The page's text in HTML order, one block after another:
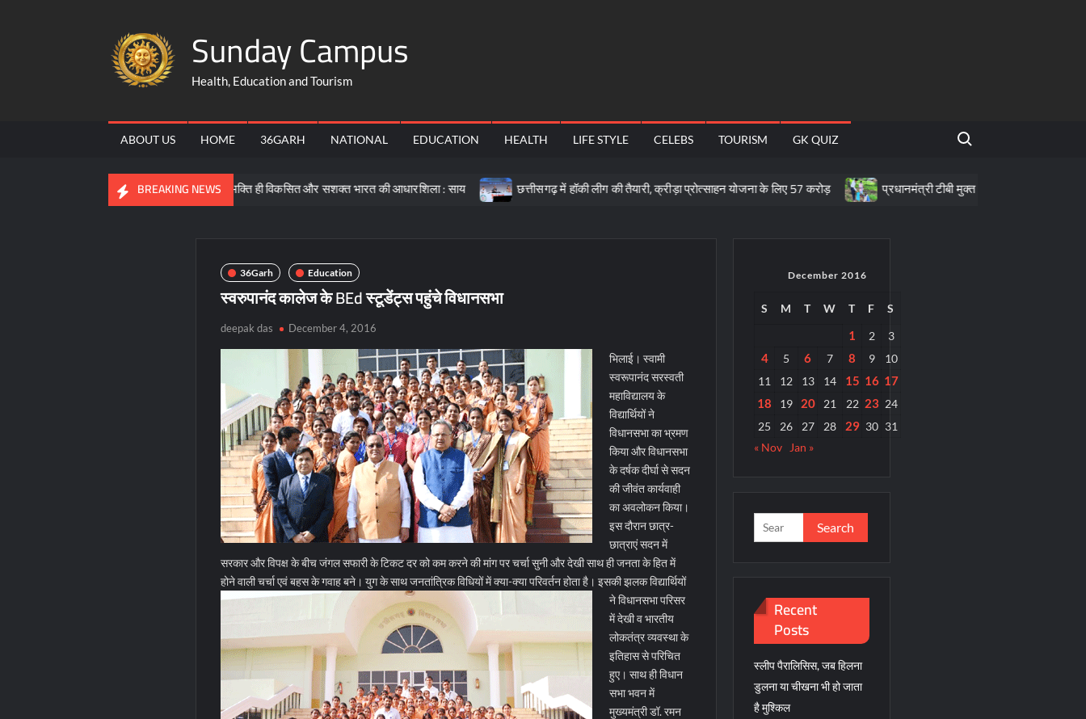
Sunday Campus
Health, Education and Tourism
ABOUT US HOME 36GARH NATIONAL EDUCATION HEALTH LIFE STYLE CELEBS TOURISM GK QUIZ
Search for:
BREAKING NEWS
समरसता, समानता और भक्ति ही विकसित और सशक्त भारत की आधारशिला : साय छत्तीसगढ़ में हॉकी लीग की तैयारी, क्रीड़ा प्रोत्साहन योजना के लिए 57 करोड़ प्रधानमंत्री टीबी मुक्त भारत अभियान के तहत पीवीटीजी क्षेत्रों
36Garh Education
स्वरुपानंद कालेज के BEd स्टूडेंट्स पहुंचे विधानसभा
deepak das December 4, 2016
भिलाई। स्वामी
स्वरूपानंद सरस्वती
महाविद्यालय के
विद्यार्थियों ने
विधानसभा का भ्रमण
किया और विधानसभा
के दर्षक दीर्घा से सदन
की जीवंत कार्यवाही
का अवलोकन किया।
इस दौरान छात्र-
छात्राएं सदन में
सरकार और विपक्ष के बीच जंगल सफारी के टिकट दर को कम करने की मांग पर चर्चा सुनी और देखी साथ ही जनता के हित में
होने वाली चर्चा एवं बहस के गवाह बने। युग के साथ जनतांत्रिक विधियों में क्या-क्या परिवर्तन होता है। इसकी झलक विद्यार्थियों
ने विधानसभा परिसर
में देखी व भारतीय
लोकतंत्र व्यवस्था के
इतिहास से परिचित
हुए। साथ ही विधान
सभा भवन में
मुख्यमंत्री डॉ. रमन
December 2016
S M T W T F S
1 2 3
4 5 6 7 8 9
10
11
12 13 14 15 16 17
18
19 20 21 22 23 24
25
26 27 28 29 30 31
« Nov
Jan »
Search
for:
Recent
Posts
स्लीप पैरालिसिस, जब हिलना
डुलना या चीखना भी हो जाता
है मुश्किल